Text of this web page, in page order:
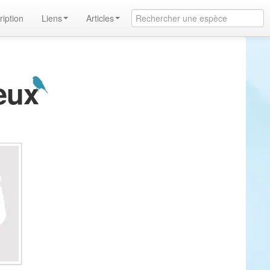
Liens Articles